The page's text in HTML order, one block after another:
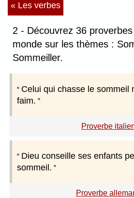
« Les verbes
2 - Découvrez 36
monde sur les thèmes :
Sommeiller.
Celui qui chasse le sommeil
faim.
Proverbe
Dieu conseille ses enfants
sommeil.
Proverbe